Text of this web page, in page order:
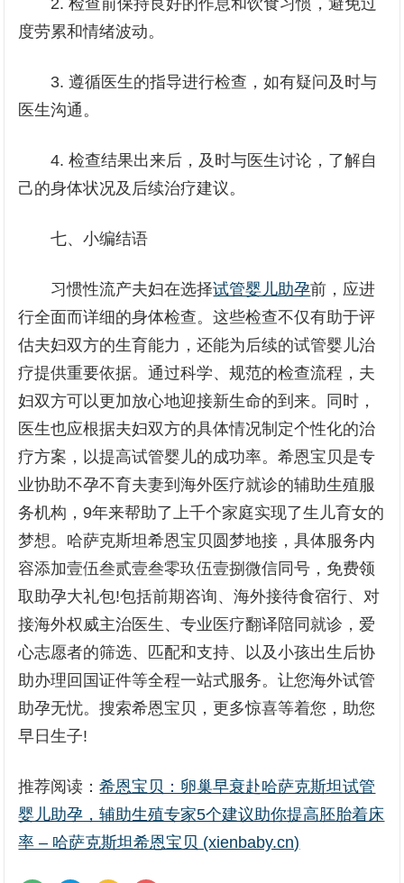
2. 检查前保持良好的作息和饮食习惯，避免过
度劳累和情绪波动。
3. 遵循医生的指导进行检查，如有疑问及时与
医生沟通。
4. 检查结果出来后，及时与医生讨论，了解自
己的身体状况及后续治疗建议。
七、小编结语
习惯性流产夫妇在选择试管婴儿助孕前，应进
行全面而详细的身体检查。这些检查不仅有助于评
估夫妇双方的生育能力，还能为后续的试管婴儿治
疗提供重要依据。通过科学、规范的检查流程，夫
妇双方可以更加放心地迎接新生命的到来。同时，
医生也应根据夫妇双方的具体情况制定个性化的治
疗方案，以提高试管婴儿的成功率。希恩宝贝是专
业协助不孕不育夫妻到海外医疗就诊的辅助生殖服
务机构，9年来帮助了上千个家庭实现了生儿育女的
梦想。哈萨克斯坦希恩宝贝圆梦地接，具体服务内
容添加壹伍叁贰壹叁零玖伍壹捌微信同号，免费领
取助孕大礼包!包括前期咨询、海外接待食宿行、对
接海外权威主治医生、专业医疗翻译陪同就诊，爱
心志愿者的筛选、匹配和支持、以及小孩出生后协
助办理回国证件等全程一站式服务。让您海外试管
助孕无忧。搜索希恩宝贝，更多惊喜等着您，助您
早日生子!
推荐阅读：希恩宝贝：卵巢早衰赴哈萨克斯坦试管
婴儿助孕，辅助生殖专家5个建议助你提高胚胎着床
率 – 哈萨克斯坦希恩宝贝 (xienbaby.cn)